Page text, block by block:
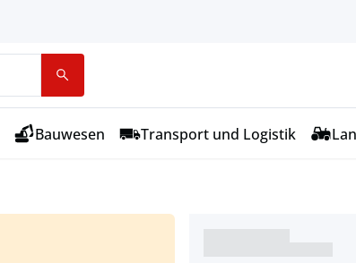
Bauwesen Transport und Logistik